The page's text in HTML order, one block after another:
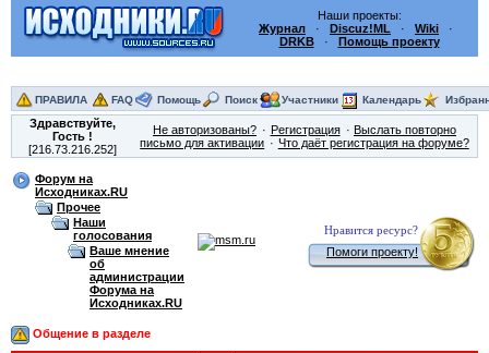
Наши проекты:
Журнал · Discuz!ML · Wiki ·
DRKB· Помощь проекту
ПРАВИЛА FAQ Помощь Поиск Участники Календарь
Здравствуйте,
Гость!
[216.73.216.252]
Не авторизованы? Регистрация
Выслать повторно
письмо для активации
Что даёт регистрация на форуме?
Форум на
Исходниках.RU
Прочее
Наши
голосования
Ваше мнение
об
администрации
Форума на
Исходниках.RU
Нравится ресурс?
Помоги проекту!
Общение в разделе